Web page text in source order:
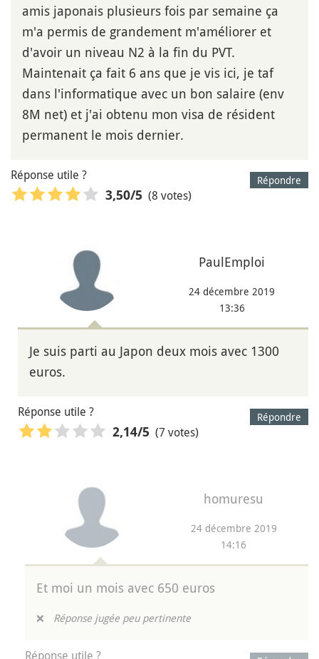
amis japonais plusieurs fois par semaine ça
m'a permis de grandement m'améliorer et
d'avoir un niveau N2 à la fin du PVT.
Maintenait ça fait 6 ans que je vis ici, je taf
dans l'informatique avec un bon salaire (env
8M net) et j'ai obtenu mon visa de résident
permanent le mois dernier.
Répondre
Réponse utile ?
3,50/5 (8 votes)
PaulEmploi
24 décembre 2019
13:36
Je suis parti au Japon deux mois avec 1300
euros.
Répondre
Réponse utile ?
2,14/5 (7 votes)
homuresu
24 décembre 2019
14:16
Et moi un mois avec 650 euros
❌ Réponse jugée peu pertinente
Réponse utile ?